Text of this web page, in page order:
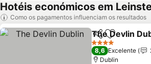
Hotéis económicos em
Como os pagamentos influenciam os resultados
PartilharAdicionar
The Devlin
4 Estrelas
8,6 Excelente
Dublin